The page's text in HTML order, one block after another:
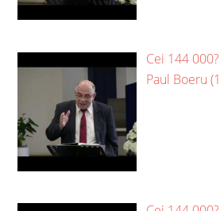
Cei 144
Paul Boeru